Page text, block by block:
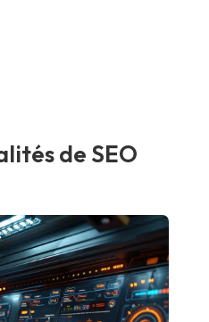
de SEO